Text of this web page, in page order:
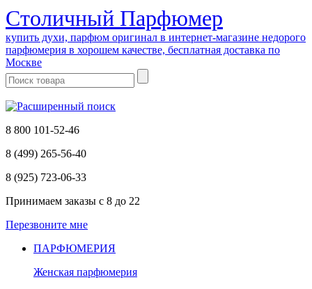
Cтоличный Парфюмер
купить духи, парфюм оригинал в интернет-магазине недорого
парфюмерия в хорошем качестве, бесплатная доставка по
Москве
8 800 101-52-46
8 (499) 265-56-40
8 (925) 723-06-33
Принимаем заказы с 8 до 22
Перезвоните мне
ПАРФЮМЕРИЯ
Женская парфюмерия